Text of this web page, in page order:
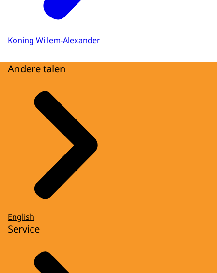
Koning Willem-Alexander
Andere talen
English
Service